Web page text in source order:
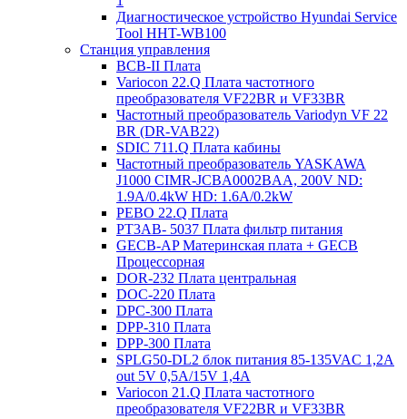
Диагностическое устройство Hyundai Service
Tool HHT-WB100
Станция управления
BCB-II Плата
Variocon 22.Q Плата частотного
преобразователя VF22BR и VF33BR
Частотный преобразователь Variodyn VF 22
BR (DR-VAB22)
SDIC 711.Q Плата кабины
Частотный преобразователь YASKAWA
J1000 CIMR-JCBA0002BAA, 200V ND:
1.9A/0.4kW HD: 1.6A/0.2kW
PEBO 22.Q Плата
РТ3АВ- 5037 Плата фильтр питания
GECB-AP Материнская плата + GECB
Процессорная
DOR-232 Плата центральная
DOC-220 Плата
DPC-300 Плата
DPP-310 Плата
DPP-300 Плата
SPLG50-DL2 блок питания 85-135VAC 1,2А
out 5V 0,5А/15V 1,4А
Variocon 21.Q Плата частотного
преобразователя VF22BR и VF33BR